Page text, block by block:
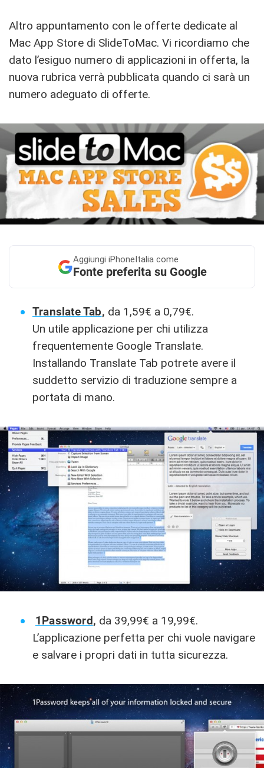
Altro appuntamento con le offerte dedicate al
Mac App Store di SlideToMac. Vi ricordiamo che
dato l’esiguo numero di applicazioni in offerta, la
nuova rubrica verrà pubblicata quando ci sarà un
numero adeguato di offerte.
Aggiungi iPhoneItalia come
Fonte preferita su Google
Translate Tab, da 1,59€ a 0,79€.
Un utile applicazione per chi utilizza
frequentemente Google Translate.
Installando Translate Tab potrete avere il
suddetto servizio di traduzione sempre a
portata di mano.
1Password, da 39,99€ a 19,99€.
L’applicazione perfetta per chi vuole navigare
e salvare i propri dati in tutta sicurezza.